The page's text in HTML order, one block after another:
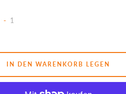
IN DEN WARENKORB LEGEN